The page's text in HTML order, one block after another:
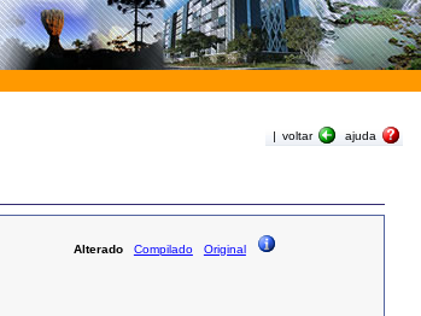
| voltar ajuda
Alterado Compilado Original